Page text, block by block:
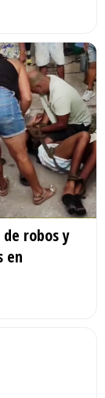
robos y
en